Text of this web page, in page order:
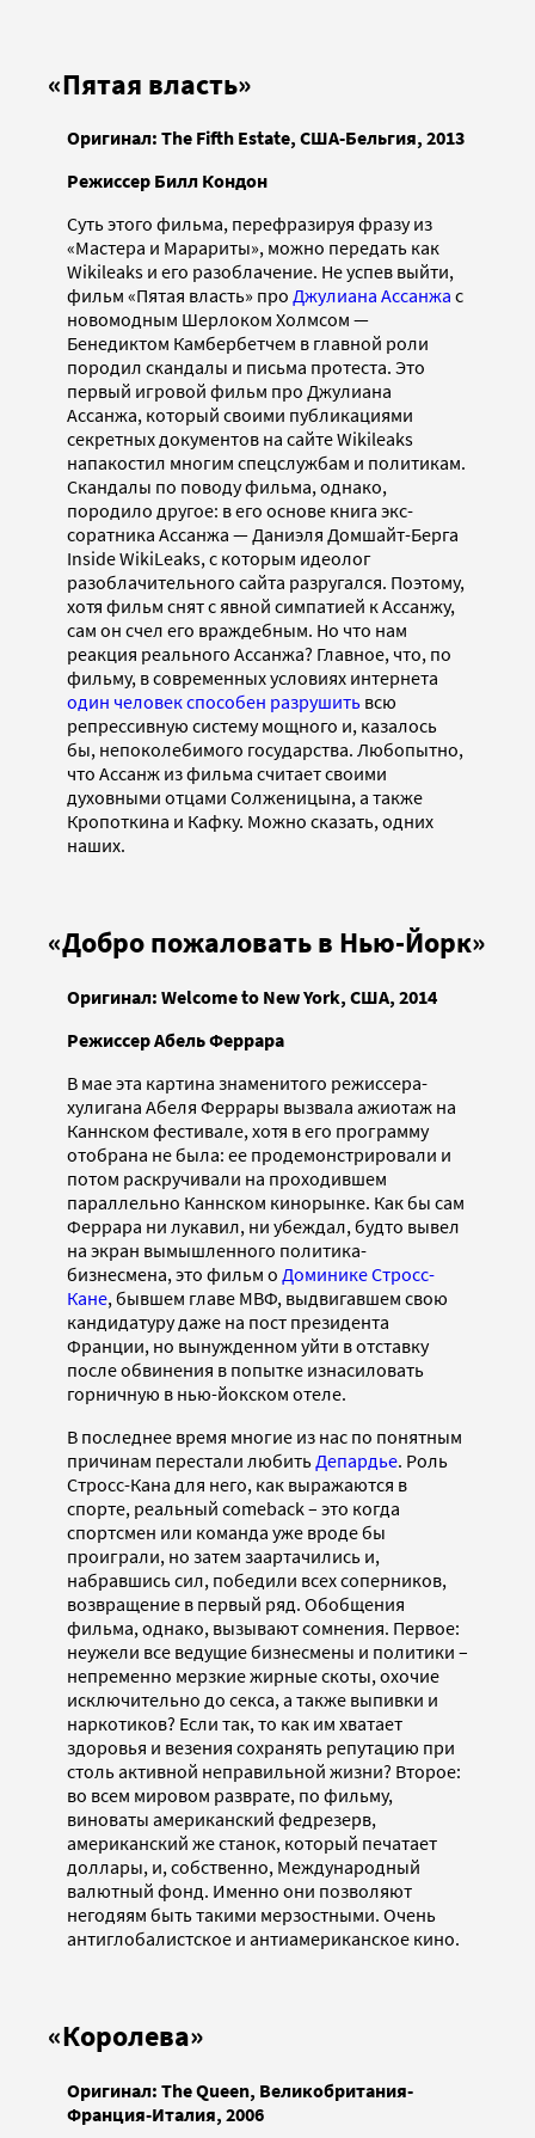
«Пятая власть»
Оригинал: The Fifth Estate, США-Бельгия, 2013
Режиссер Билл Кондон
Суть этого фильма, перефразируя фразу из
«Мастера и Марариты», можно передать как
Wikileaks и его разоблачение. Не успев выйти,
фильм «Пятая власть» про Джулиана Ассанжа с
новомодным Шерлоком Холмсом —
Бенедиктом Камбербетчем в главной роли
породил скандалы и письма протеста. Это
первый игровой фильм про Джулиана
Ассанжа, который своими публикациями
секретных документов на сайте Wikileaks
напакостил многим спецслужбам и политикам.
Скандалы по поводу фильма, однако,
породило другое: в его основе книга экс-
соратника Ассанжа — Даниэля Домшайт-Берга
Inside WikiLeaks, с которым идеолог
разоблачительного сайта разругался. Поэтому,
хотя фильм снят с явной симпатией к Ассанжу,
сам он счел его враждебным. Но что нам
реакция реального Ассанжа? Главное, что, по
фильму, в современных условиях интернета
один человек способен разрушить всю
репрессивную систему мощного и, казалось
бы, непоколебимого государства. Любопытно,
что Ассанж из фильма считает своими
духовными отцами Солженицына, а также
Кропоткина и Кафку. Можно сказать, одних
наших.
«Добро пожаловать в Нью-Йорк»
Оригинал: Welcometo NewYork, США, 2014
Режиссер Абель Феррара
В мае эта картина знаменитого режиссера-
хулигана Абеля Феррары вызвала ажиотаж на
Каннском фестивале, хотя в его программу
отобрана не была: ее продемонстрировали и
потом раскручивали на проходившем
параллельно Каннском кинорынке. Как бы сам
Феррара ни лукавил, ни убеждал, будто вывел
на экран вымышленного политика-
бизнесмена, это фильм о Доминике Стросс-
Кане, бывшем главе МВФ, выдвигавшем свою
кандидатуру даже на пост президента
Франции, но вынужденном уйти в отставку
после обвинения в попытке изнасиловать
горничную в нью-йокском отеле.
В последнее время многие из нас по понятным
причинам перестали любитьДепардье. Роль
Стросс-Кана для него, как выражаются в
спорте, реальный comeback – это когда
спортсмен или команда уже вроде бы
проиграли, но затем заартачились и,
набравшись сил, победили всех соперников,
возвращение в первый ряд. Обобщения
фильма, однако, вызывают сомнения. Первое:
неужели все ведущие бизнесмены и политики –
непременно мерзкие жирные скоты, охочие
исключительно до секса, а также выпивки и
наркотиков? Если так, то как им хватает
здоровья и везения сохранять репутацию при
столь активной неправильной жизни? Второе:
во всем мировом разврате, по фильму,
виноваты американский федрезерв,
американский же станок, который печатает
доллары, и, собственно, Международный
валютный фонд. Именно они позволяют
негодяям быть такими мерзостными. Очень
антиглобалистское и антиамериканское кино.
«Королева»
Оригинал: TheQueen, Великобритания-
Франция-Италия, 2006